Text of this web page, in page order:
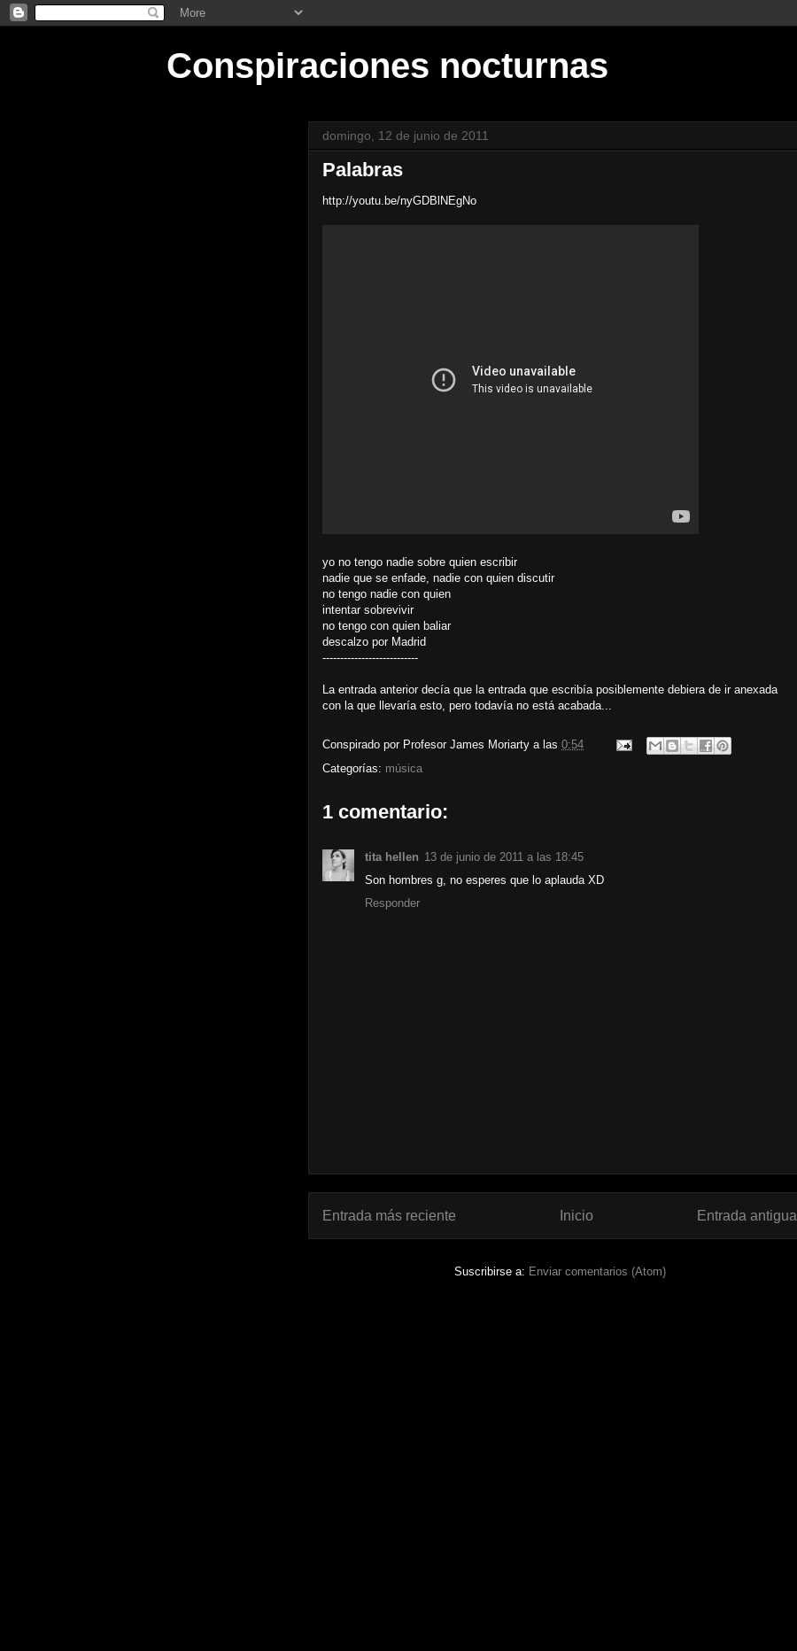
Conspiraciones nocturnas
domingo, 12 de junio de 2011
Palabras
http://youtu.be/nyGDBlNEgNo
yo no tengo nadie sobre quien escribir
nadie que se enfade, nadie con quien discutir
no tengo nadie con quien
intentar sobrevivir
no tengo con quien baliar
descalzo por Madrid
---------------------------
La entrada anterior decía que la entrada que escribía posiblemente debiera de ir anexada
con la que llevaría esto, pero todavía no está acabada...
Conspirado por Profesor James Moriarty a las 0:54
Categorías: música
1 comentario:
tita hellen 13 de junio de 2011 a las 18:45
Son hombres g, no esperes que lo aplauda XD
Responder
Entrada más reciente Entrada antigua
Inicio
Suscribirse a: Enviar comentarios (Atom)